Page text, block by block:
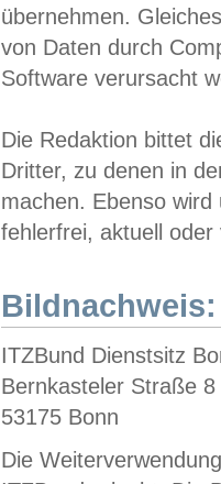
übernehmen.
von Daten durch
Software verursacht
Die Redaktion bittet
Dritter, zu denen in
machen. Ebenso
fehlerfrei, aktuell oder
Bildnachweis:
ITZBund Dienstsitz
Bernkasteler Straße 8
53175 Bonn
Die